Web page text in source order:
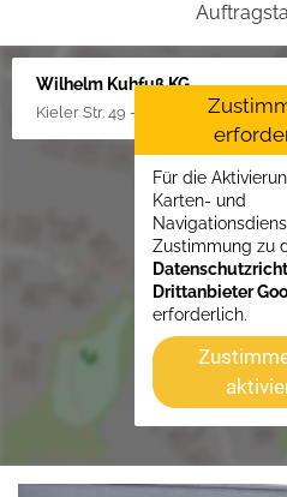
Wilhelm Kuhfuß KG
Kieler Str. 49 - 51, 25451 Quickborn
Für die
Karten- und
Zustimmung zu
Drittanbieter
erforderlich.